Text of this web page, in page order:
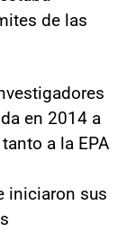
de las
en 2014 a
a la EPA
iniciaron sus